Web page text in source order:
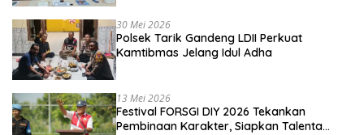
30 Mei 2026
Polsek Tarik Gandeng LDII Perkuat
Kamtibmas Jelang Idul Adha
13 Mei 2026
Festival FORSGI DIY 2026 Tekankan
Pembinaan Karakter, Siapkan Talenta